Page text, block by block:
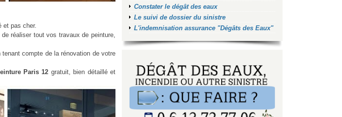
et pas cher.
réaliser tout vos travaux de peinture,
compte de la rénovation de votre
Paris 12 gratuit, bien détaillé et
Constater le dégât des eaux
Le suivi de dossier du sinistre
L'indemnisation assurance "Dégâts des Eaux"